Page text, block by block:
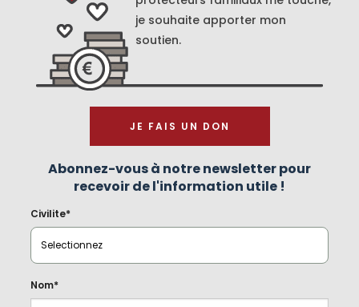
je souhaite apporter mon
soutien.
JE FAIS UN DON
Abonnez-vous à notre newsletter pour
recevoir de l'information utile !
Civilite*
Nom*